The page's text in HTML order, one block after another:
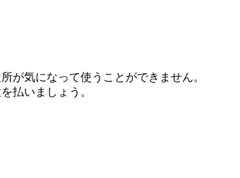
が気になって使うことができません。
払いましょう。